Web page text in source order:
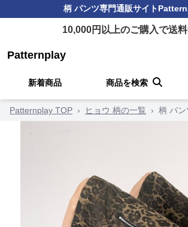
柄 パンツ専門通販サイト
10,000円以上のご購入で送
Patternplay
新着商品 商品を検索
Patternplay TOP › ヒョウ 柄の一覧 › 柄 パ